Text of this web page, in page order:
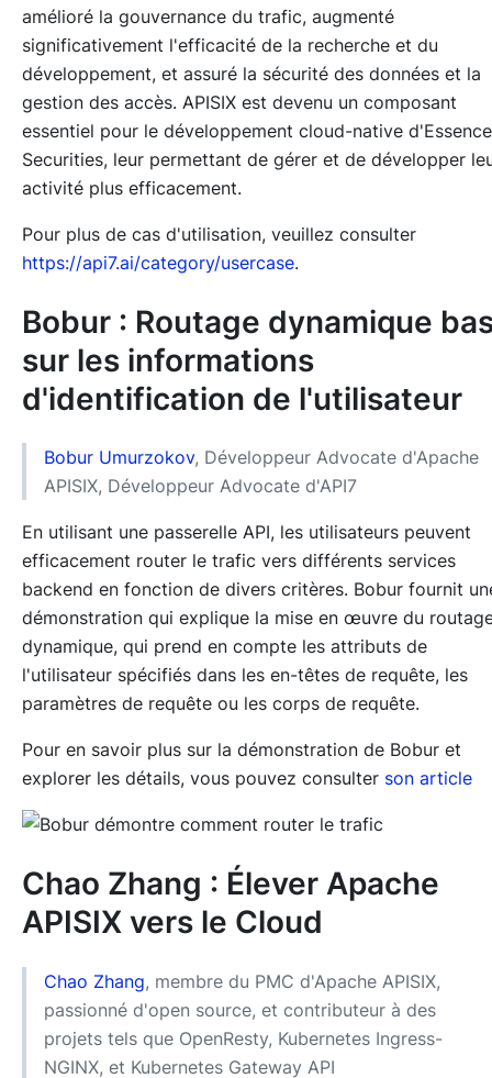
amélioré la gouvernance du trafic, augmenté
significativement l'efficacité de la recherche et du
développement, et assuré la sécurité des données et la
gestion des accès. APISIX est devenu un composant
essentiel pour le développement cloud-native d'Essence
Securities, leur permettant de gérer et de développer
activité plus efficacement.
Pour plus de cas d'utilisation, veuillez consulter
https://api7.ai/category/usercase.
Bobur : Routage dynamique
sur les informations
d'identification de l'utilisateur
Bobur Umurzokov, Développeur Advocate d'Apache
APISIX, Développeur Advocate d'API7
En utilisant une passerelle API, les utilisateurs peuvent
efficacement router le trafic vers différents services
backend en fonction de divers critères. Bobur fournit
démonstration qui explique la mise en œuvre du
dynamique, qui prend en compte les attributs de
l'utilisateur spécifiés dans les en-têtes de requête, les
paramètres de requête ou les corps de requête.
Pour en savoir plus sur la démonstration de Bobur et
explorer les détails, vous pouvez consulter son article
Chao Zhang : Élever Apache
APISIX vers le Cloud
Chao Zhang, membre du PMC d'Apache APISIX,
passionné d'open source, et contributeur à des
projets tels que OpenResty, Kubernetes Ingress-
NGINX, et Kubernetes Gateway API